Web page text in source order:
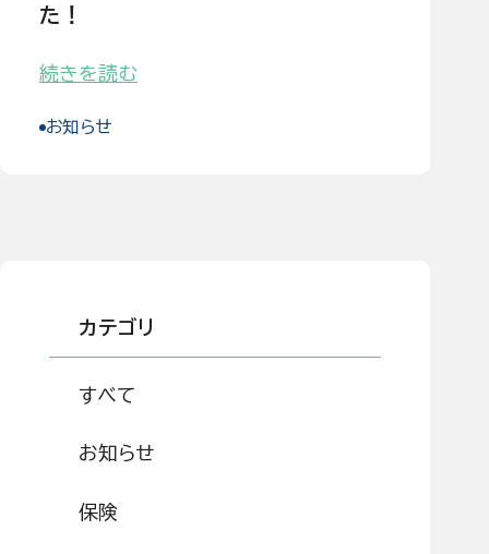
た！
続きを読む
お知らせ
カテゴリ
すべて
お知らせ
保険